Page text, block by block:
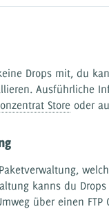
Drops mit, du
Ausführliche
Store oder
kanns du
über einen FTP